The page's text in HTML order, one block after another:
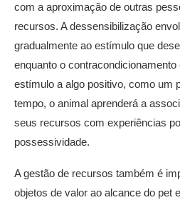
com a aproximação de outras
recursos. A dessensibilização
gradualmente ao estímulo que
enquanto o
estímulo a algo positivo, como um
tempo, o animal aprenderá a
seus recursos com experiências
possessividade.
A gestão de recursos também é
objetos de valor ao alcance do pet